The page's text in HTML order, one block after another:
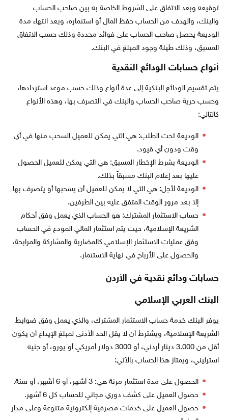
توقيعه وبعد الاتفاق على الشروط الخاصة به بين صاحب الحساب
والبنك، والهدف من الحساب حفظ المال أو استثماره، وبعد انتهاء مدة
الوديعة يحصل صاحب الحساب على فوائد محددة وذلك حسب الاتفاق
المسبق، وذلك طيلة وجود المبلغ في البنك.
أنواع حسابات الودائع النقدية
يتم تقسيم الودائع البنكية إلى عدة أنواع وذلك حسب موعد استردادها،
وحسب حرية صاحب الحساب والبنك في التصرف بها، وهذه الأنواع
كالتالي:
الوديعة تحت الطلب: هي التي يمكن للعميل السحب منها في أي
وقت ودون أي قيود.
الوديعة بشرط الإخطار المسبق: هي التي يمكن للعميل الحصول
عليها بعد إعلام البنك مسبقاً بذلك.
الوديعة لأجل: هي التي لا يمكن للعميل أن يسحبها أو يتصرف بها
إلا بعد مرور الوقت المتفق عليه بين الطرفين.
حساب الاستثمار المشترك: هو الحساب الذي يعمل وفق أحكام
الشريعة الإسلامية، حيث يتم استثمار المالي المودع في الحساب
وفق عمليات الاستثمار الإسلامي كالمضاربة والمشاركة والمرابحة،
والحصول على الأرباح في نهاية الاستثمار.
حسابات ودائع نقدية في الأردن
البنك العربي الإسلامي
يوفر البنك خدمة حساب الاستثمار المشترك، والذي يعمل وفق ضوابط
الشريعة الإسلامية، ويشترط أن لا يقل الحد الأدنى لمبلغ الإيداع أن يكون
أقل من 3.000 دينار أردني، أو 3000 دولار أمريكي أو يورو، أو جنيه
استرليني، ويمتاز هذا الحساب بالآتي:
الحصول على مدة استثمار مرنة هي: 3 أشهر، أو 6 أشهر، أو سنة.
حصول العميل على كشف دوري مجاني للحساب كل 6 أشهر.
حصول العميل على خدمات مصرفية إلكترونية متنوعة وعلى مدار